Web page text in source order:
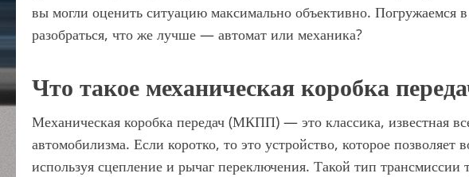
вы могли оценить ситуацию максимально объективно. Погружаемся
разобраться, что же лучше — автомат или механика?
Что такое механическая коробка
Механическая коробка передач (МКПП) — это классика, известная
автомобилизма. Если коротко, то это устройство, которое позволяет
используя сцепление и рычаг переключения. Такой тип трансмиссии